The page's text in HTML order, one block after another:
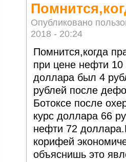
Опубликовано
2018 - 20:24
Помнится,когда
при цене нефти 10
доллара был 4
рублей после
Ботоксе после
курс доллара 66
нефти 72
корифей
объяснишь это